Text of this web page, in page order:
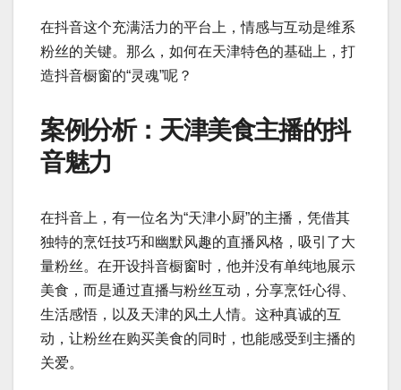
在抖音这个充满活力的平台上，情感与互动是维系
粉丝的关键。那么，如何在天津特色的基础上，打
造抖音橱窗的“灵魂”呢？
案例分析：天津美食主播的抖
音魅力
在抖音上，有一位名为“天津小厨”的主播，凭借其
独特的烹饪技巧和幽默风趣的直播风格，吸引了大
量粉丝。在开设抖音橱窗时，他并没有单纯地展示
美食，而是通过直播与粉丝互动，分享烹饪心得、
生活感悟，以及天津的风土人情。这种真诚的互
动，让粉丝在购买美食的同时，也能感受到主播的
关爱。